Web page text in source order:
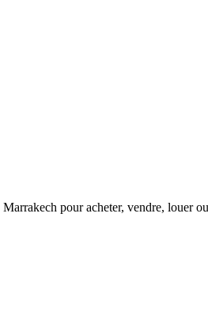
pour acheter, vendre, louer